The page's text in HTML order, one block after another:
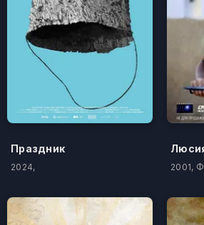
Праздник
2024, 2001,